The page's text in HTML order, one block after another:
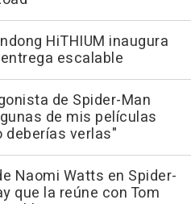
HiTHIUM inaugura
escalable
de Spider-Man
de mis películas
deberías verlas"
Naomi Watts en Spider-
que la reúne con Tom